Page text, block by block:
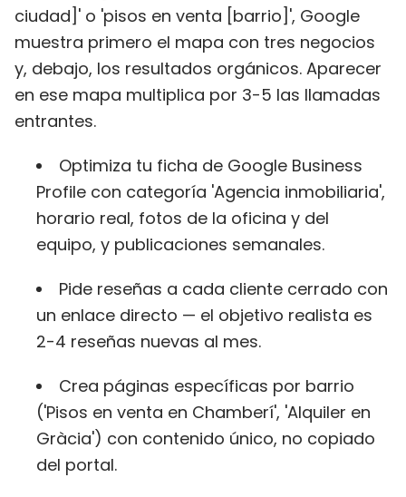
ciudad]' o 'pisos en venta [barrio]', Google
muestra primero el mapa con tres negocios
y, debajo, los resultados orgánicos. Aparecer
en ese mapa multiplica por 3-5 las llamadas
entrantes.
Optimiza tu ficha de Google Business
Profile con categoría 'Agencia inmobiliaria',
horario real, fotos de la oficina y del
equipo, y publicaciones semanales.
Pide reseñas a cada cliente cerrado con
un enlace directo — el objetivo realista es
2-4 reseñas nuevas al mes.
Crea páginas específicas por barrio
('Pisos en venta en Chamberí', 'Alquiler en
Gràcia') con contenido único, no copiado
del portal.